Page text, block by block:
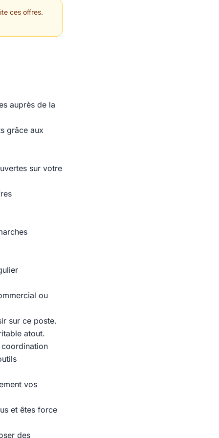
ces offres.
auprès de la
grâce aux
sur votre
ou
sur ce poste.
atout.
vos
et êtes force
des